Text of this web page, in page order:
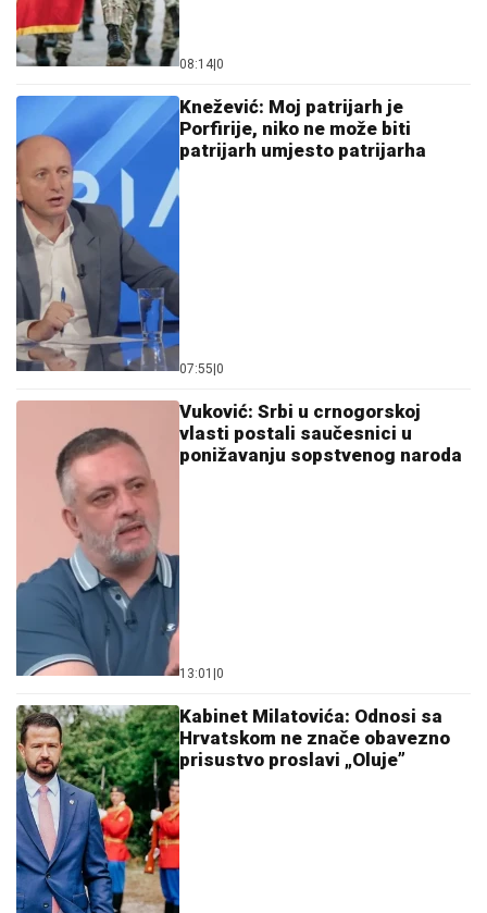
08:14|0
Knežević: Moj patrijarh je
Porfirije, niko ne može biti
patrijarh umjesto patrijarha
07:55|0
Vuković: Srbi u crnogorskoj
vlasti postali saučesnici u
ponižavanju sopstvenog naroda
13:01 |0
Kabinet Milatovića: Odnosi sa
Hrvatskom ne znače obavezno
prisustvo proslavi „Oluje”